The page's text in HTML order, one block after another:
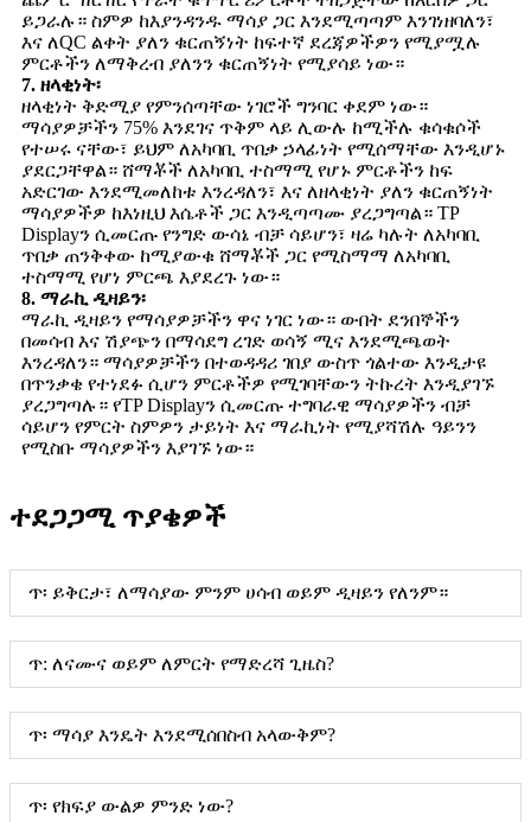
ይጋራሉ። ስምዎ ከእያንዳንዱ ማሳያ ጋር እንደሚጣጣም እንገነዘባለን፣
እና ለQC ልቀት ያለን ቁርጠኝነት ከፍተኛ ደረጃዎችዎን የሚያሟሉ
ምርቶችን ለማቅረብ ያለንን ቁርጠኝነት የሚያሳይ ነው።
7. ዘላቂነት፡
ዘላቂነት ቅድሚያ የምንሰጣቸው ነገሮች ግንባር ቀደም ነው።
ማሳያዎቻችን 75% እንደገና ጥቅም ላይ ሊውሉ ከሚችሉ ቁሳቁሶች
የተሠሩ ናቸው፣ ይህም ለአካባቢ ጥበቃ ኃላፊነት የሚሰማቸው እንዲሆኑ
ያደርጋቸዋል። ሸማቾች ለአካባቢ ተስማሚ የሆኑ ምርቶችን ከፍ
አድርገው እንደሚመለከቱ እንረዳለን፣ እና ለዘላቂነት ያለን ቁርጠኝነት
ማሳያዎችዎ ከእነዚህ እሴቶች ጋር እንዲጣጣሙ ያረጋግጣል። TP
Displayን ሲመርጡ የንግድ ውሳኔ ብቻ ሳይሆን፣ ዛሬ ካሉት ለአካባቢ
ጥበቃ ጠንቅቀው ከሚያውቁ ሸማቾች ጋር የሚስማማ ለአካባቢ
ተስማሚ የሆነ ምርጫ እያደረጉ ነው።
8. ማራኪ ዲዛይን፡
ማራኪ ዲዛይን የማሳያዎቻችን ዋና ነገር ነው። ውበት ደንበኞችን
በመሳብ እና ሽያጭን በማሳደግ ረገድ ወሳኝ ሚና እንደሚጫወት
እንረዳለን። ማሳያዎቻችን በተወዳዳሪ ገበያ ውስጥ ጎልተው እንዲታዩ
በጥንቃቄ የተነደፉ ሲሆን ምርቶችዎ የሚገባቸውን ትኩረት እንዲያገኙ
ያረጋግጣሉ። የTP Displayን ሲመርጡ ተግባራዊ ማሳያዎችን ብቻ
ሳይሆን የምርት ስምዎን ታይነት እና ማራኪነት የሚያሻሽሉ ዓይንን
የሚስቡ ማሳያዎችን እያገኙ ነው።
ተደጋጋሚ ጥያቄዎች
ጥ፡ ይቅርታ፣ ለማሳያው ምንም ሀሳብ ወይም ዲዛይን የለንም።
ጥ: ለናሙና ወይም ለምርት የማድረሻ ጊዜስ?
ጥ፡ ማሳያ እንዴት እንደሚሰበስብ አላውቅም?
ጥ፡ የክፍያ ውልዎ ምንድ ነው?